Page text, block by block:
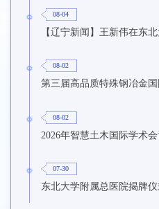
08-04
【辽宁新闻】王新伟在东
08-02
08-02
07-30
东北大学附属总医院揭牌